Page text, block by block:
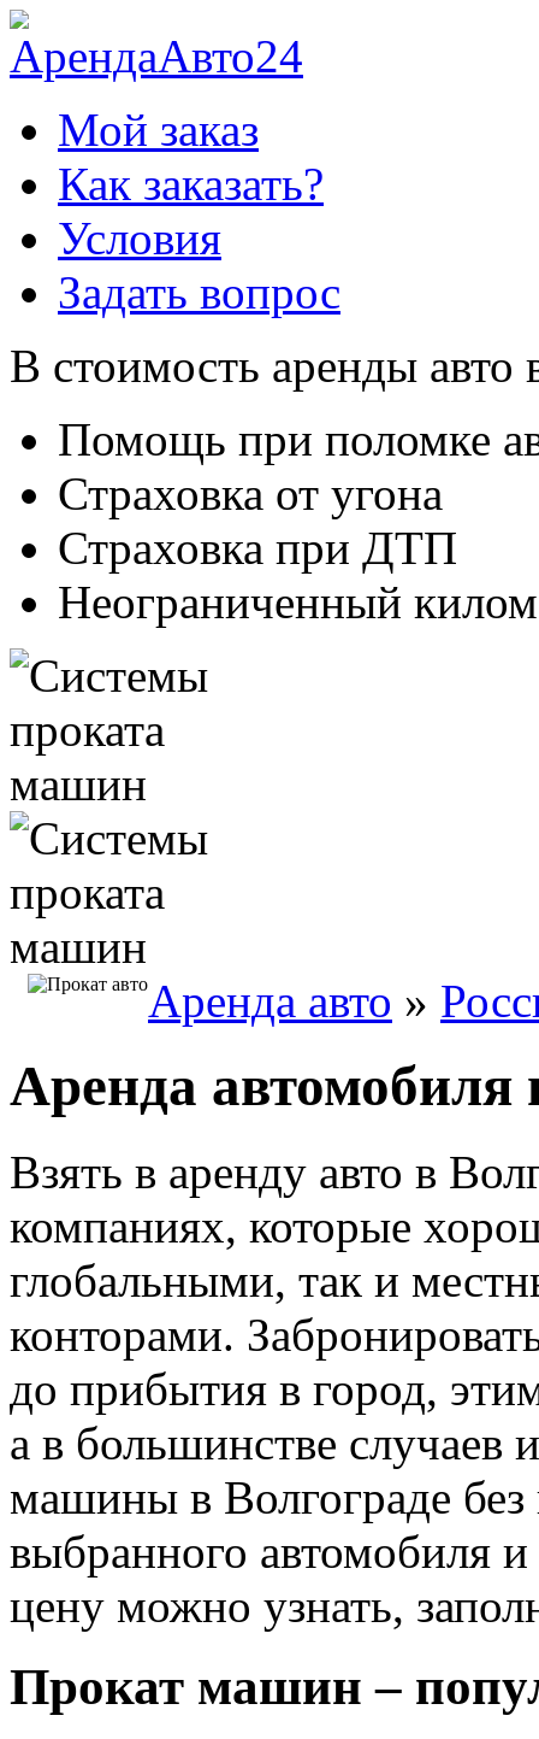
Мой заказ
Как заказать?
Условия
Задать вопрос
В стоимость аренды авто
Помощь при поломке
Страховка от угона
Страховка при ДТП
Неограниченный
Аренда авто »
Аренда автомобиля
Взять в аренду авто в
компаниях, которые
глобальными, так и
конторами.
до прибытия в город,
а в большинстве случаев
машины в Волгограде без
выбранного автомобиля
цену можно узнать,
Прокат машин –